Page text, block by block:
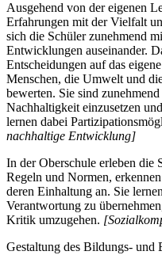
Ausgehend von der eigenen
Erfahrungen mit der Vielfalt
sich die Schüler zunehmend
Entwicklungen auseinander.
Entscheidungen auf das
Menschen, die Umwelt und
bewerten. Sie sind
Nachhaltigkeit einzusetzen
lernen dabei
nachhaltige Entwicklung]
In der Oberschule erleben die
Regeln und Normen,
deren Einhaltung an. Sie
Verantwortung zu
Kritik umzugehen.
Gestaltung des Bildungs- und